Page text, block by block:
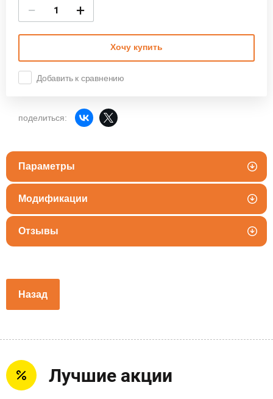
− +
Хочу купить
Добавить к сравнению
поделиться:
Параметры
Модификации
Отзывы
Назад
Лучшие акции